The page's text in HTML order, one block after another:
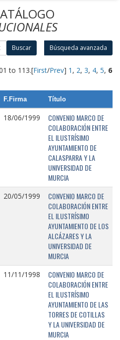
Buscar Búsqueda avanzada
to 113.[First/Prev] 1 , 2, 3, 4, 5, 6
F.Firma Título
18/06/1999
CONVENIO MARCO DE
COLABORACIÓN ENTRE
EL ILUSTRÍSIMO
AYUNTAMIENTO DE
CALASPARRA Y LA
UNIVERSIDAD DE
MURCIA
20/05/1999
CONVENIO MARCO DE
COLABORACIÓN ENTRE
EL ILUSTRÍSIMO
AYUNTAMIENTO DE LOS
ALCÁZARES Y LA
UNIVERSIDAD DE
MURCIA
11/11/1998
CONVENIO MARCO DE
COLABORACIÓN ENTRE
EL ILUSTRÍSIMO
AYUNTAMIENTO DE LAS
TORRES DE COTILLAS
Y LA UNIVERSIDAD DE
MURCIA